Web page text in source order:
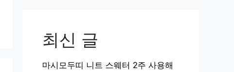
최신 글
마시모두띠 니트 스웨터 2주 사용해